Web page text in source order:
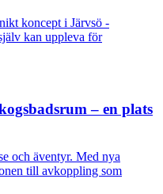
– en plats
och äventyr. Med nya
till avkoppling som